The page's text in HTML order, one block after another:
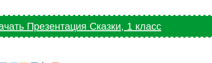
Презентация Сказки, 1 класс